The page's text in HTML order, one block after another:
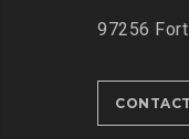
97256